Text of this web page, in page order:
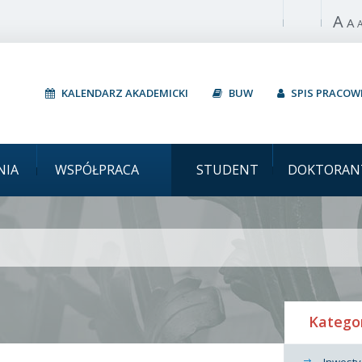
Włącz A A
KALENDARZ AKADEMICKI BUW SPIS
WSPÓŁPRACA STUDENT
Uniwersytet